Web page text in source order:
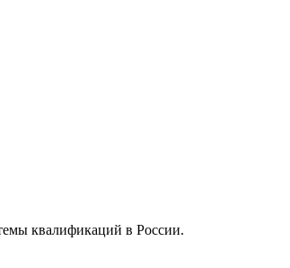
квалификаций в России.